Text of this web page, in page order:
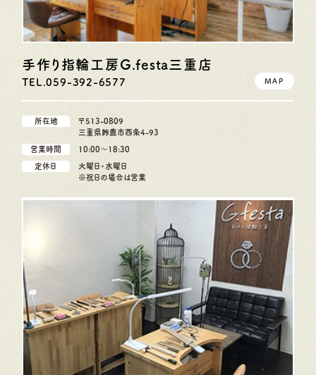
手作り指輪工房G.festa三重店
TEL.059-392-6577 MAP
所在地
〒513-0809
三重県鈴鹿市西条4-93
営業時間 10:00〜18:30
定休日
火曜日・水曜日
※祝日の場合は営業